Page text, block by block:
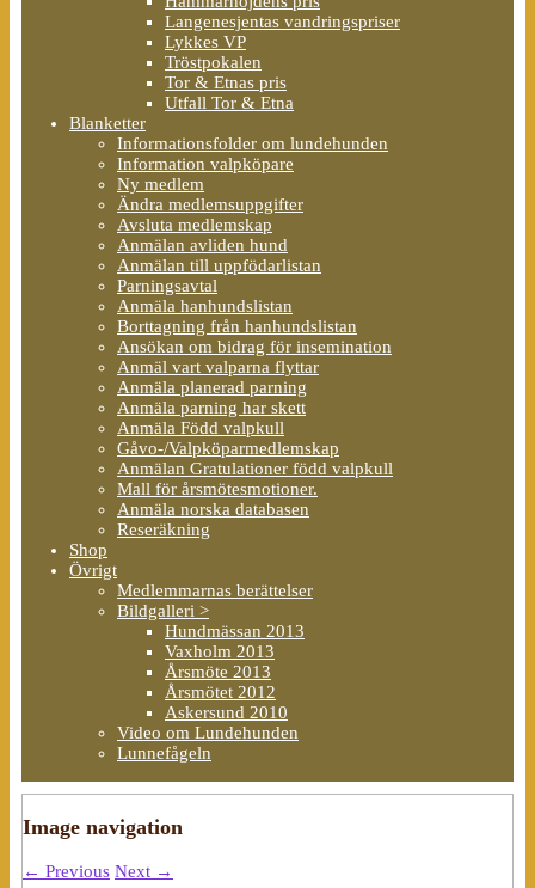
Langenesjentas vandringspriser
Lykkes VP
Tröstpokalen
Tor & Etnas pris
Utfall Tor & Etna
Blanketter
Informationsfolder om lundehunden
Information valpköpare
Ny medlem
Ändra medlemsuppgifter
Avsluta medlemskap
Anmälan avliden hund
Anmälan till uppfödarlistan
Parningsavtal
Anmäla hanhundslistan
Borttagning från hanhundslistan
Ansökan om bidrag för insemination
Anmäl vart valparna flyttar
Anmäla planerad parning
Anmäla parning har skett
Anmäla Född valpkull
Gåvo-/Valpköparmedlemskap
Anmälan Gratulationer född valpkull
Mall för årsmötesmotioner.
Anmäla norska databasen
Reseräkning
Shop
Övrigt
Medlemmarnas berättelser
Bildgalleri >
Hundmässan 2013
Vaxholm 2013
Årsmöte 2013
Årsmötet 2012
Askersund 2010
Video om Lundehunden
Lunnefågeln
Image navigation
← Previous Next →